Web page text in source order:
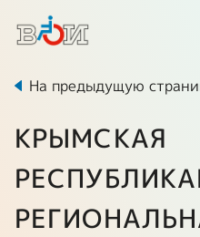
На предыдущую
КРЫМСКАЯ